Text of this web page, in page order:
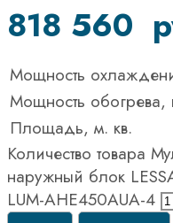
818 560
Мощность
Мощность обогрева,
Площадь, м. кв.
Количество товара
наружный блок
LUM-AHE450AUA-4